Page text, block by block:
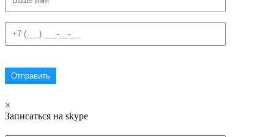
×
Записаться на skype